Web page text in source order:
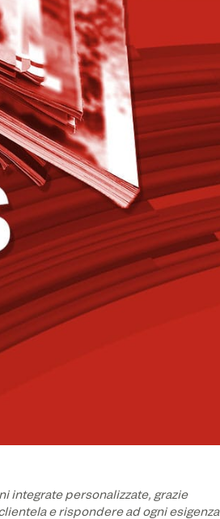
integrate personalizzate, grazie
e rispondere ad ogni esigenza